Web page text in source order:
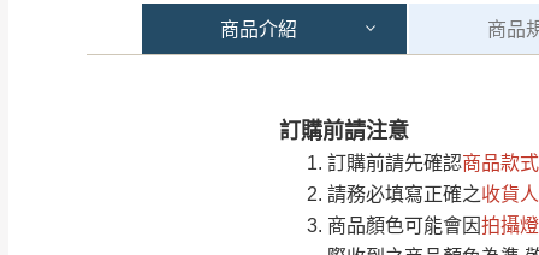
商品介紹 商品
訂購前請注意
訂購前請先確認商品款
請務必填寫正確之收貨
商品顏色可能會因拍攝
運送地區
注意事項：
由於品項繁多，
認商品是否有「